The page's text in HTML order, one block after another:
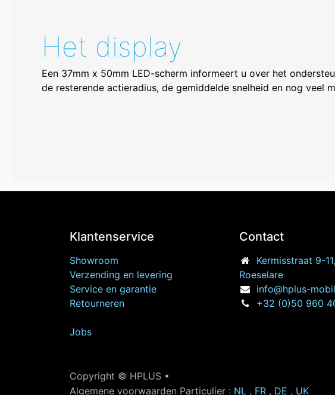
Het display
Een 37mm x 50mm LED-scherm informeert u over het
de resterende actieradius, de gemiddelde snelheid en nog veel
Klantenservice
Showroom
Verzending en levering
Service en garantie
Retourneren
Jobs
Contact
Kermisstraat 9-
Roeselare
info@hplus-
+32 (0)50 960
Copyright © HPLUS •
Algemene voorwaarden Particulier : NL , FR , DE , UK